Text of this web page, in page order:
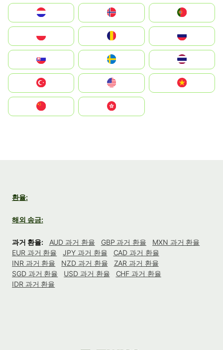
United States
中國香港特別行政區
환율:
해외 송금:
과거 환율: AUD 과거 환율 GBP 과거 환율
MXN 과거 환율
EUR 과거 환율
JPY 과거 환율
CAD 과거 환율
INR 과거 환율
NZD 과거 환율
ZAR 과거 환율
SGD 과거 환율
USD 과거 환율
CHF 과거 환율
IDR 과거 환율